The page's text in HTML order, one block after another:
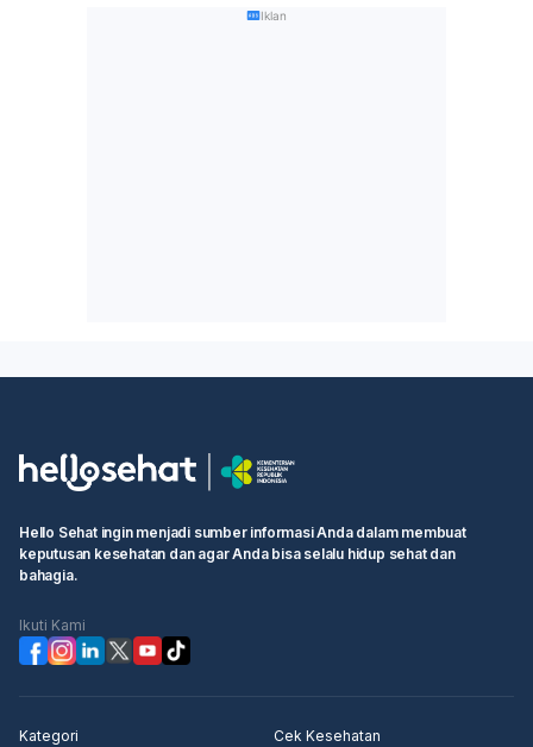
Iklan
Hello Sehat ingin menjadi sumber informasi Anda dalam membuat
keputusan kesehatan dan agar Anda bisa selalu hidup sehat dan
bahagia.
Ikuti Kami
Kategori
Cek Kesehatan